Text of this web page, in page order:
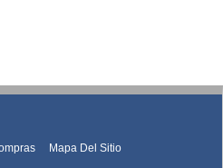
Mapa Del Sitio